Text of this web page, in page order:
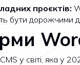
проєктів:
бути дорожчими
у світі, яка у